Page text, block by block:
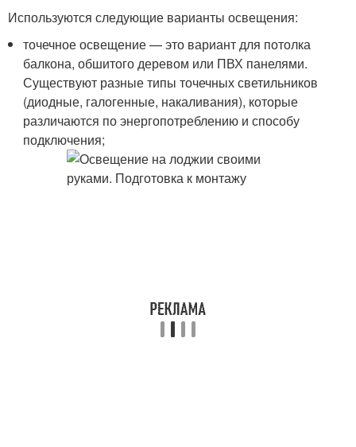
Используются следующие варианты освещения:
точечное освещение — это вариант для потолка
балкона, обшитого деревом или ПВХ панелями.
Существуют разные типы точечных светильников
(диодные, галогенные, накаливания), которые
различаются по энергопотреблению и способу
подключения;